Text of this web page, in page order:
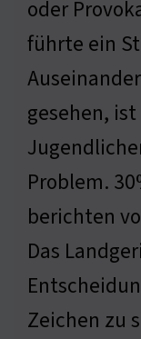
oder
führte ein
gesehen,
Problem.
berichten
Das
Zeichen zu